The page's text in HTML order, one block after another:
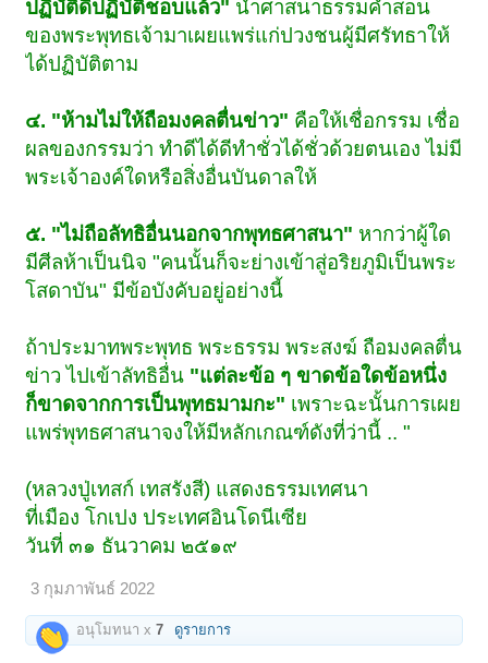
ปฏิบัติดีปฏิบัติชอบแล้ว" นำศาสนาธรรมคำสอน
ของพระพุทธเจ้ามาเผยแพร่แก่ปวงชนผู้มีศรัทธาให้
ได้ปฏิบัติตาม
๔. "ห้ามไม่ให้ถือมงคลตื่นข่าว" คือให้เชื่อกรรม เชื่อ
ผลของกรรมว่า ทำดีได้ดีทำชั่วได้ชั่วด้วยตนเอง ไม่มี
พระเจ้าองค์ใดหรือสิ่งอื่นบันดาลให้
๕. "ไม่ถือลัทธิอื่นนอกจากพุทธศาสนา" หากว่าผู้ใด
มีศีลห้าเป็นนิจ "คนนั้นก็จะย่างเข้าสู่อริยภูมิเป็นพระ
โสดาบัน" มีข้อบังคับอยู่อย่างนี้
ถ้าประมาทพระพุทธ พระธรรม พระสงฆ์ ถือมงคลตื่น
ข่าว ไปเข้าลัทธิอื่น "แต่ละข้อ ๆ ขาดข้อใดข้อหนึ่ง
ก็ขาดจากการเป็นพุทธมามกะ" เพราะฉะนั้นการเผย
แพร่พุทธศาสนาจงให้มีหลักเกณฑ์ดังที่ว่านี้ .. "
(หลวงปู่เทสก์ เทสรังสี) แสดงธรรมเทศนา
ที่เมือง โกเปง ประเทศอินโดนีเซีย
วันที่ ๓๑ ธันวาคม ๒๕๑๙
3 กุมภาพันธ์ 2022
อนุโมทนา x7 ดูรายการ